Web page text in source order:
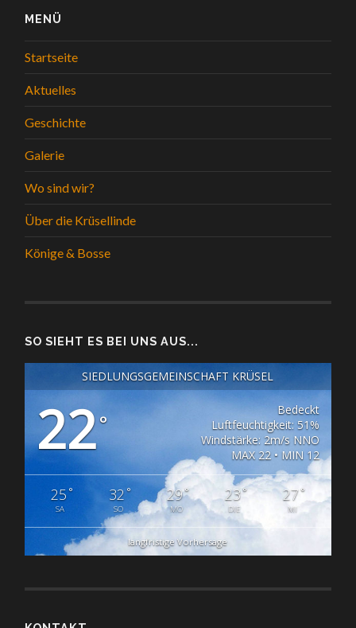
MENÜ
Startseite
Aktuelles
Geschichte
Galerie
Wo sind wir?
Über die Krüsellinde
Könige & Bosse
SO SIEHT ES BEI UNS AUS...
SIEDLUNGSGEMEINSCHAFT KRÜSEL
22°
Bedeckt
Luftfeuchtigkeit: 51%
Windstärke: 2m/s NNO
MAX 22 • MIN 12
25°
SA
32 °
SO
29°
MO
23°
DIE
27°
MI
langfristige Vorhersage